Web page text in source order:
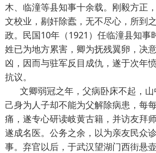
木、临潼等县知事十余载。刚毅方正
文校业，剔奸除蠹，无不尽心，所到
政。民国10年（1921）任临潼县知事
姓已为地方累害，卿为抚残翼卵，决
凶，因而与驻军反目成仇，遂于次年
抗议。
文卿弱冠之年，父病卧床不起，山
己身为人子却不能为父解除病患，每
痛，遂专心研读岐黄古籍，并访友拜
遂成名医。公务之余，以为亲友民众
事。弃官以后，于武汉望湖门西街悬